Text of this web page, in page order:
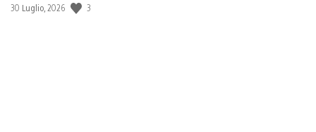
Data
30 Luglio, 2026 3